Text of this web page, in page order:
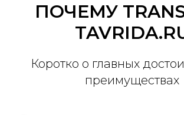
ПОЧЕМУ
Коротко о главных
преимуществах